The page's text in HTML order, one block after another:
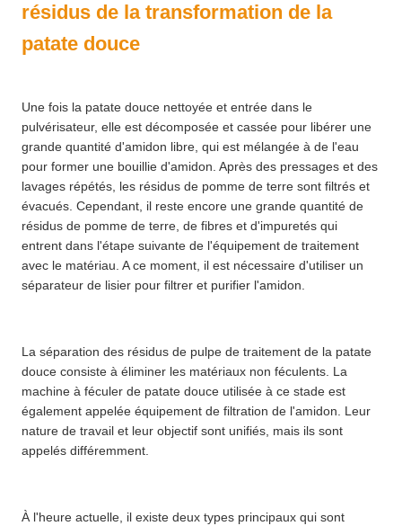
résidus de la transformation de la
patate douce
Une fois la patate douce nettoyée et entrée dans le
pulvérisateur, elle est décomposée et cassée pour libérer une
grande quantité d'amidon libre, qui est mélangée à de l'eau
pour former une bouillie d'amidon. Après des pressages et des
lavages répétés, les résidus de pomme de terre sont filtrés et
évacués. Cependant, il reste encore une grande quantité de
résidus de pomme de terre, de fibres et d'impuretés qui
entrent dans l'étape suivante de l'équipement de traitement
avec le matériau. A ce moment, il est nécessaire d'utiliser un
séparateur de lisier pour filtrer et purifier l'amidon.
La séparation des résidus de pulpe de traitement de la patate
douce consiste à éliminer les matériaux non féculents. La
machine à féculer de patate douce utilisée à ce stade est
également appelée équipement de filtration de l'amidon. Leur
nature de travail et leur objectif sont unifiés, mais ils sont
appelés différemment.
À l'heure actuelle, il existe deux types principaux qui sont